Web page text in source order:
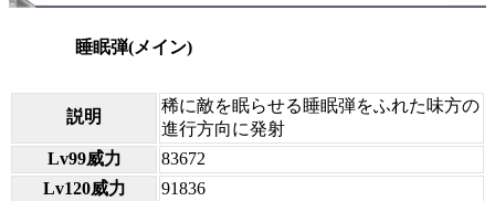
睡眠弾(メイン)
説明
稀に敵を眠らせる睡眠弾をふれた味方の
進行方向に発射
Lv99威力
83672
Lv120威力
91836